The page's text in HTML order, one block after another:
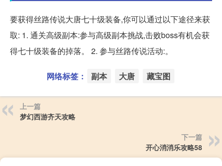
要获得丝路传说大唐七十级装备,你可以通过以下途径来获
取: 1. 通关高级副本:参与高级副本挑战,击败boss有机会获
得七十级装备的掉落。 2. 参与丝路传说活动:。
网络标签： 副本 大唐 藏宝图
上一篇
梦幻西游齐天攻略
下一篇
开心消消乐攻略58